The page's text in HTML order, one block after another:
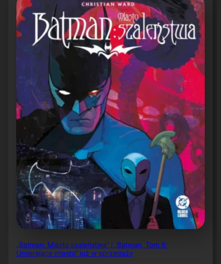
„Batman: Miasto szaleństwa” i „Batman, Tom 6:
Umierające miasto” już w sprzedaży